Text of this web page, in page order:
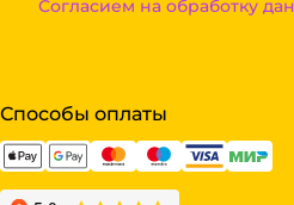
Согласием на обработку
Способы оплаты